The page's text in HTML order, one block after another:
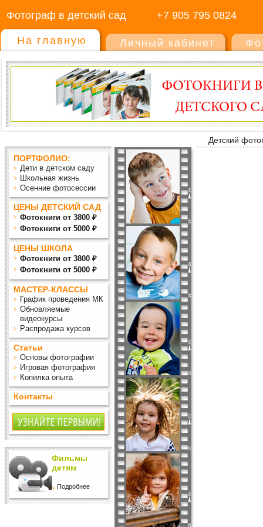
Фотограф в детский сад +7 905 795 0824
На главную Личный кабинет
Детский
ПОРТФОЛИО:
Дети в детском саду
Школьная жизнь
Осенние фотосессии
ЦЕНЫ ДЕТСКИЙ САД
Фотокниги от 3800 ₽
Фотокниги от 5000 ₽
ЦЕНЫ ШКОЛА
Фотокниги от 3800 ₽
Фотокниги от 5000 ₽
МАСТЕР-КЛАССЫ
График проведения МК
Обновляемые
видеокурсы
Распродажа курсов
Статьи
Основы фотографии
Игровая фотография
Копилка опыта
Контакты
Фильмы
детям
Подробнее